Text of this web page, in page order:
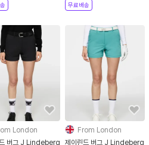
무료배송
London
버그 J Lindeberg
From London
제이린드 버그 J Lindeberg